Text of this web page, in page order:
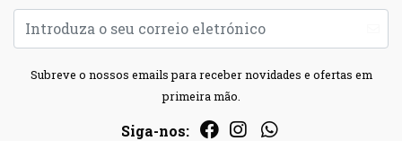
Subreve o nossos emails para receber novidades e ofertas em
primeira mão.
Siga-nos: